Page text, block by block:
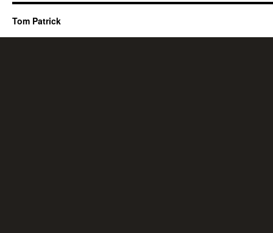
Tom Patrick